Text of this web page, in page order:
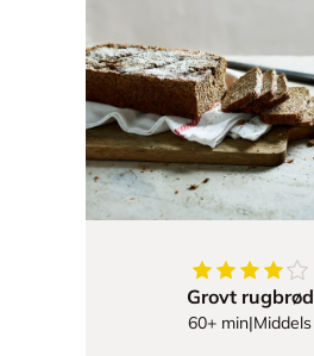
4av5stjerner
Grovt rugbrød
60+ min|Middels